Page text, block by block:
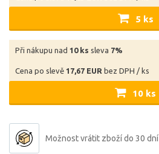
5 ks
Při nákupu nad 10 ks sleva 7%
Cena po slevě 17,67 EUR bez DPH / ks
10 ks
Možnost vrátit zboží do 30 dní